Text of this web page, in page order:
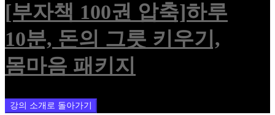
[부자책 100권 압축]하루
10분, 돈의 그릇 키우기,
몸마음 패키지
강의 소개로 돌아가기